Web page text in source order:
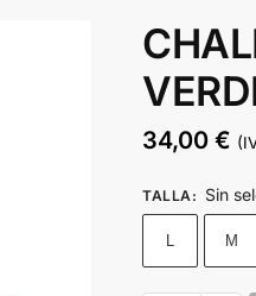
34,00€
TALLA : Sin
L M